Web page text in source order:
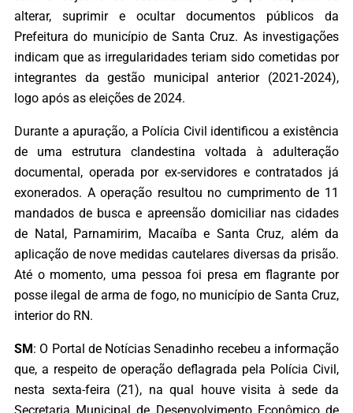
alterar, suprimir e ocultar documentos públicos da
Prefeitura do município de Santa Cruz. As investigações
indicam que as irregularidades teriam sido cometidas por
integrantes da gestão municipal anterior (2021-2024),
logo após as eleições de 2024.
Durante a apuração, a Polícia Civil identificou a existência
de uma estrutura clandestina voltada à adulteração
documental, operada por ex-servidores e contratados já
exonerados. A operação resultou no cumprimento de 11
mandados de busca e apreensão domiciliar nas cidades
de Natal, Parnamirim, Macaíba e Santa Cruz, além da
aplicação de nove medidas cautelares diversas da prisão.
Até o momento, uma pessoa foi presa em flagrante por
posse ilegal de arma de fogo, no município de Santa Cruz,
interior do RN.
SM: O Portal de Notícias Senadinho recebeu a informação
que, a respeito de operação deflagrada pela Polícia Civil,
nesta sexta-feira (21), na qual houve visita à sede da